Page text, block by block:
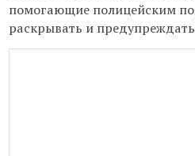
помогающие полицейским
раскрывать и